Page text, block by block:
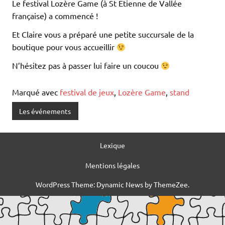
Le festival Lozère Game (à St Etienne de Vallée
française) a commencé !
Et Claire vous a préparé une petite succursale de la
boutique pour vous accueillir
N’hésitez pas à passer lui faire un coucou
Marqué avec festival de jeux, Lozère Game, stand
Les événements
Lexique
Mentions légales
WordPress Theme: Dynamic News by ThemeZee.